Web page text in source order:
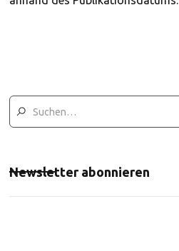
Newsletter abonnieren